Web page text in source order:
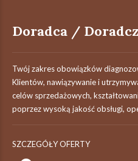
Doradca /
Twój zakres obowiązków
Klientów, nawiązywanie i
celów sprzedażowych,
poprzez wysoką jakość obsługi,
SZCZEGÓŁY OFERTY